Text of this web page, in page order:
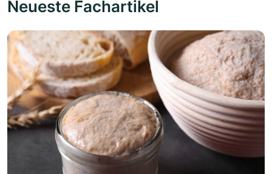
Neueste Fachartikel